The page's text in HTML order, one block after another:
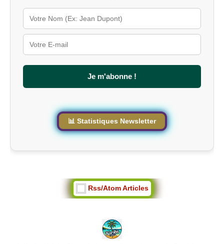
l
é
u
r
l
e
Je m'abonne !
📊 Statistiques Newsletter
Rss/Atom Articles